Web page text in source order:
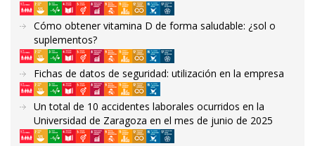
Cómo obtener vitamina D de forma saludable: ¿sol o
suplementos?
Fichas de datos de seguridad: utilización en la empresa
Un total de 10 accidentes laborales ocurridos en la
Universidad de Zaragoza en el mes de junio de 2025